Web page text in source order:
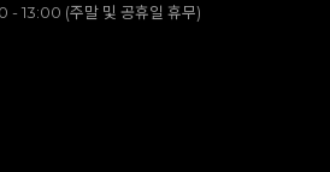
- 13:00 (주말 및 공휴일 휴무)